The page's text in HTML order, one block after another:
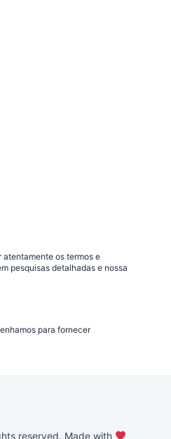
os termos e
pesquisas detalhadas e nossa
para fornecer
reserved. Made with